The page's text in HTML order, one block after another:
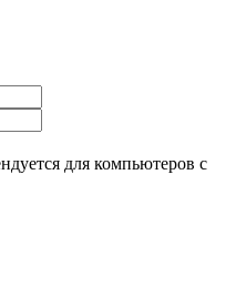
для компьютеров с